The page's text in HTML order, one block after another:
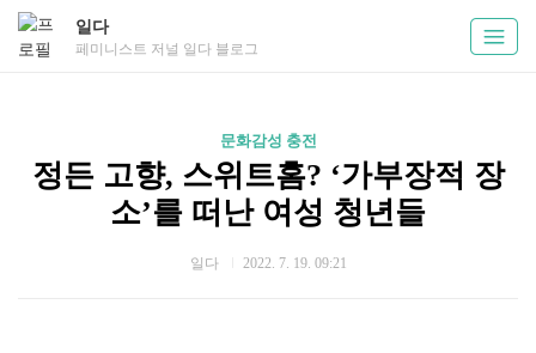
일다
페미니스트 저널 일다 블로그
문화감성 충전
정든 고향, 스위트홈? ‘가부장적 장
소’를 떠난 여성 청년들
일다 2022. 7. 19. 09:21